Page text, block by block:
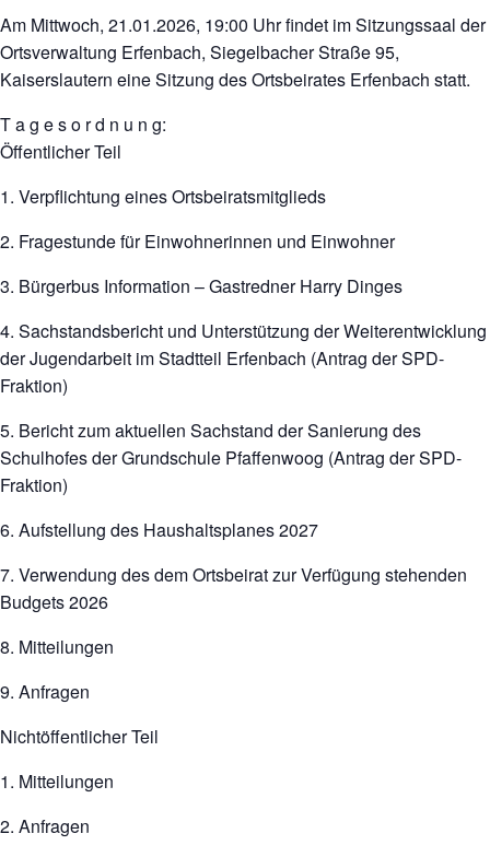
Am Mittwoch, 21.01.2026, 19:00 Uhr findet im Sitzungssaal der
Ortsverwaltung Erfenbach, Siegelbacher Straße 95,
Kaiserslautern eine Sitzung des Ortsbeirates Erfenbach statt.
T a g e s o r d n u n g:
Öffentlicher Teil
1. Verpflichtung eines Ortsbeiratsmitglieds
2. Fragestunde für Einwohnerinnen und Einwohner
3. Bürgerbus Information – Gastredner Harry Dinges
4. Sachstandsbericht und Unterstützung der Weiterentwicklung
der Jugendarbeit im Stadtteil Erfenbach (Antrag der SPD-
Fraktion)
5. Bericht zum aktuellen Sachstand der Sanierung des
Schulhofes der Grundschule Pfaffenwoog (Antrag der SPD-
Fraktion)
6. Aufstellung des Haushaltsplanes 2027
7. Verwendung des dem Ortsbeirat zur Verfügung stehenden
Budgets 2026
8. Mitteilungen
9. Anfragen
Nichtöffentlicher Teil
1. Mitteilungen
2. Anfragen